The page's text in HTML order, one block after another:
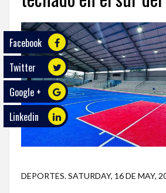
ENTRETENIMIENTO
SALUD
TECNOLOGÍA
ECO
INVESTIGACIÓN
Facebook
Twitter
Google +
Linkedin
DEPORTES.SATURDAY, 16 DE MAY,